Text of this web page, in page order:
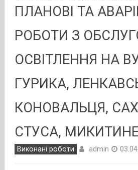
ПЛАНОВІ ТА
РОБОТИ З
ОСВІТЛЕННЯ НА
ГУРИКА,
КОНОВАЛЬЦЯ,
СТУСА,
Виконані роботи admin